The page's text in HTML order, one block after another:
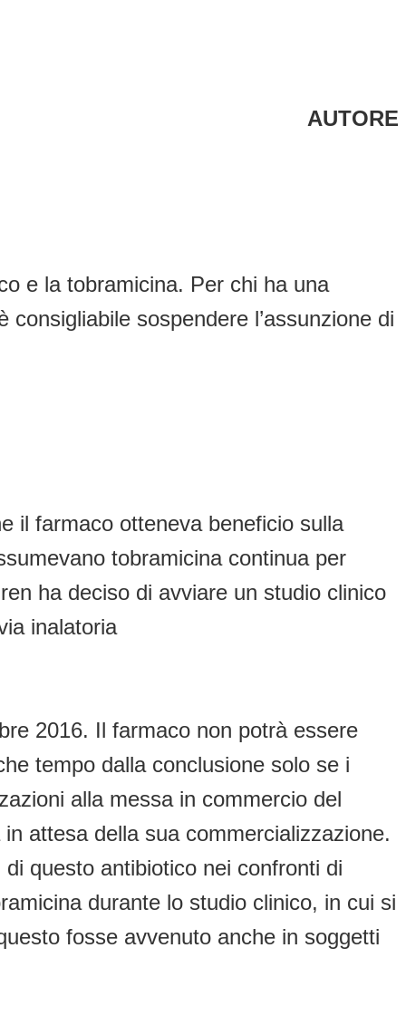
AUTORE
e la tobramicina. Per chi ha una
sospendere l’assunzione di
il farmaco otteneva beneficio sulla
tobramicina continua per
ha deciso di avviare un studio clinico
inalatoria
2016. Il farmaco non potrà essere
tempo dalla conclusione solo se i
alla messa in commercio del
attesa della sua commercializzazione.
questo antibiotico nei confronti di
durante lo studio clinico, in cui si
fosse avvenuto anche in soggetti